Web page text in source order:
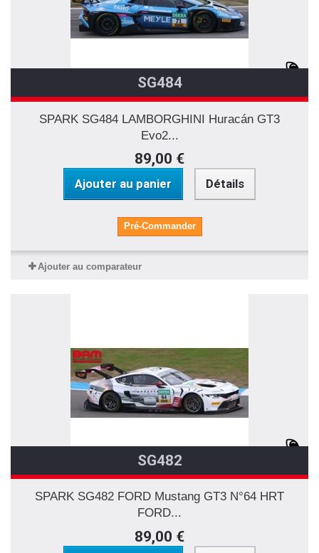
SG484
SPARK SG484 LAMBORGHINI Huracán GT3
Evo2...
89,00 €
Ajouter au panier Détails
Pré-Commander
Ajouter au comparateur
SG482
SPARK SG482 FORD Mustang GT3 N°64 HRT
FORD...
89,00 €